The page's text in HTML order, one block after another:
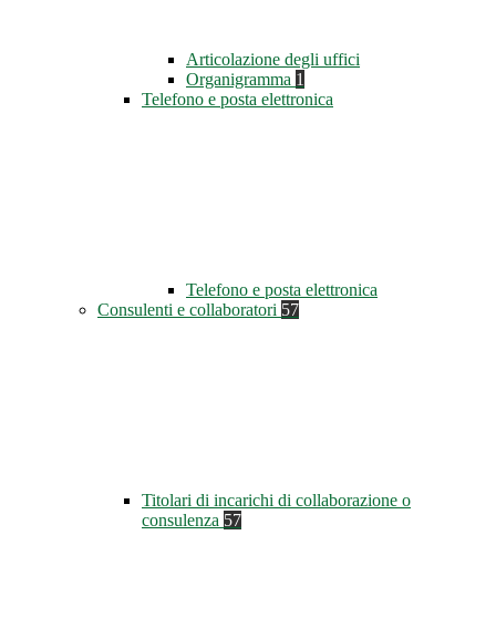
Articolazione degli uffici
Organigramma 1
Telefono e posta elettronica
Telefono e posta elettronica
Consulenti e collaboratori 57
Titolari di incarichi di collaborazione o
consulenza 57